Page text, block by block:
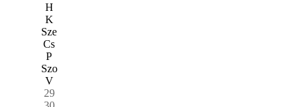
H
K
Sze
Cs
P
Szo
V
29